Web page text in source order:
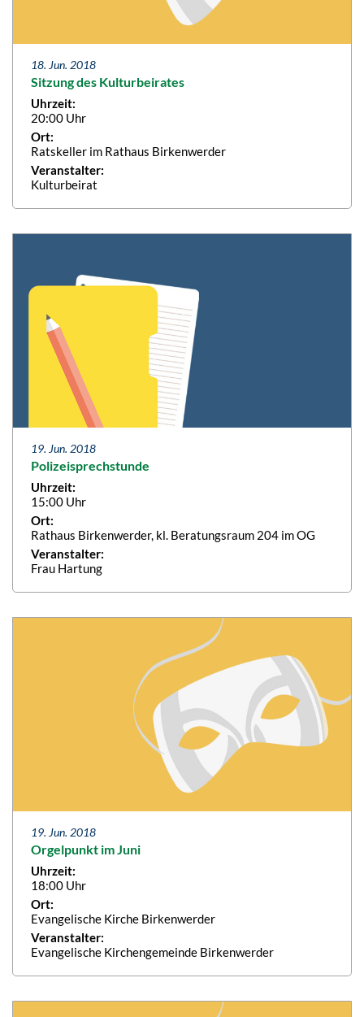
18. Jun. 2018
Sitzung des Kulturbeirates
Uhrzeit:
20:00 Uhr
Ort:
Ratskeller im Rathaus Birkenwerder
Veranstalter:
Kulturbeirat
19. Jun. 2018
Polizeisprechstunde
Uhrzeit:
15:00 Uhr
Ort:
Rathaus Birkenwerder, kl. Beratungsraum 204 im OG
Veranstalter:
Frau Hartung
19. Jun. 2018
Orgelpunkt im Juni
Uhrzeit:
18:00 Uhr
Ort:
Evangelische Kirche Birkenwerder
Veranstalter:
Evangelische Kirchengemeinde Birkenwerder